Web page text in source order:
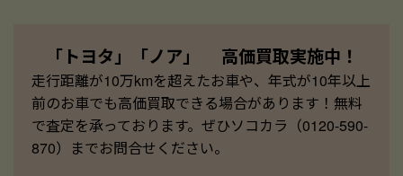
「トヨタ」「ノア」 高価買取実施中！
走行距離が10万kmを超えたお車や、年式が10年以上
前のお車でも高価買取できる場合があります！無料
で査定を承っております。ぜひソコカラ（0120-590-
870）までお問合せください。